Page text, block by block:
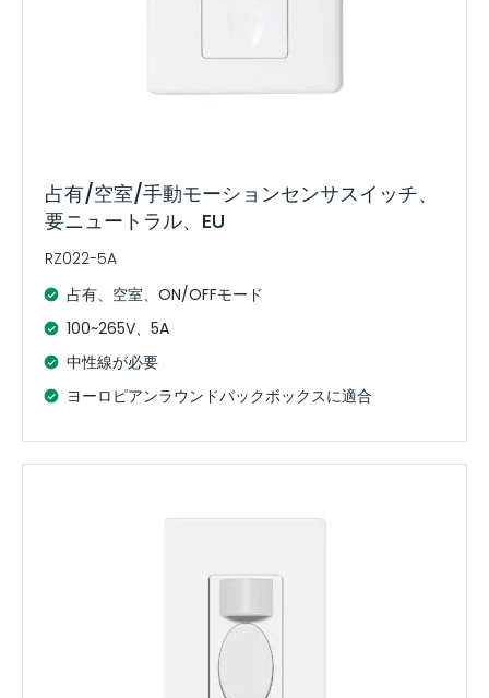
占有/空室/手動モーションセンサスイッチ、
要ニュートラル、EU
RZ022-5A
占有、空室、ON/OFFモード
100~265V、5A
中性線が必要
ヨーロピアンラウンドバックボックスに適合